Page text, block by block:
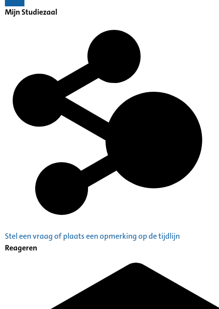
Mijn Studiezaal
Stel een vraag of plaats een opmerking op de tijdlijn
Reageren